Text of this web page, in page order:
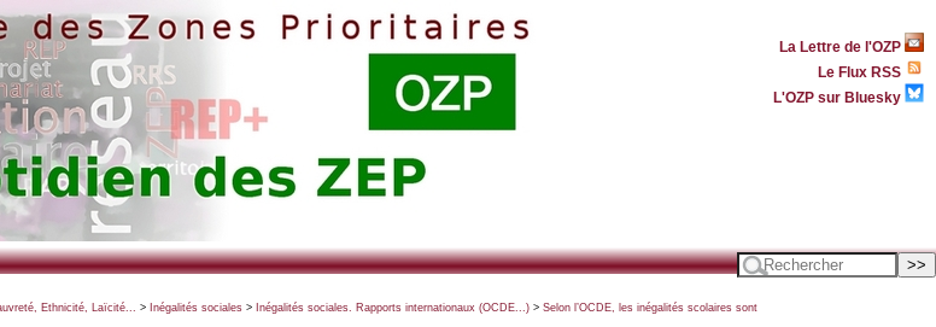
La Lettre de l'OZP
Le Flux RSS
L'OZP sur Bluesky
Ethnicité, Laïcité... > Inégalités sociales> Inégalités sociales. Rapports internationaux (OCDE...)> Selon l’OCDE, les inégalités scolaires sont